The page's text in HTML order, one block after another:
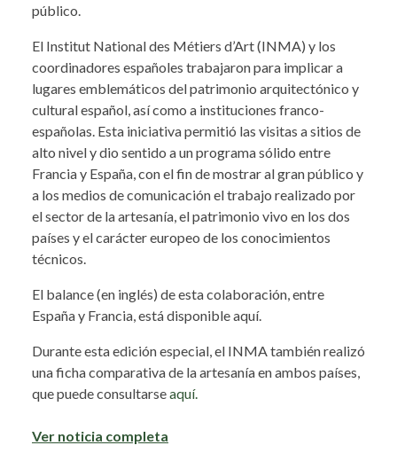
público.
El Institut National des Métiers d’Art (INMA) y los
coordinadores españoles trabajaron para implicar a
lugares emblemáticos del patrimonio arquitectónico y
cultural español, así como a instituciones franco-
españolas. Esta iniciativa permitió las visitas a sitios de
alto nivel y dio sentido a un programa sólido entre
Francia y España, con el fin de mostrar al gran público y
a los medios de comunicación el trabajo realizado por
el sector de la artesanía, el patrimonio vivo en los dos
países y el carácter europeo de los conocimientos
técnicos.
El balance (en inglés) de esta colaboración, entre
España y Francia, está disponible aquí.
Durante esta edición especial, el INMA también realizó
una ficha comparativa de la artesanía en ambos países,
que puede consultarseaquí.
Ver noticia completa